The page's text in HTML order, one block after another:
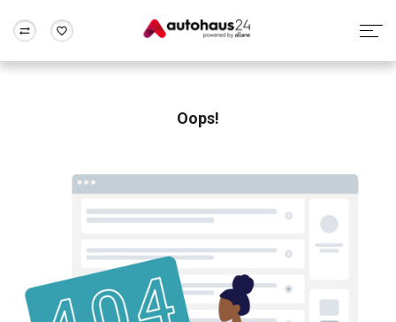
Rund um die Inzahlungnahme
Oops!